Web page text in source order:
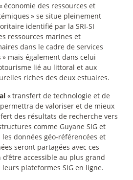
économie des ressources et
» se situe pleinement
identifié par la SRI-SI
ressources marines et
dans le cadre de services
» mais également dans celui
lié au littoral et aux
riches des deux estuaires.
«transfert de technologie et de
de valoriser et de mieux
des résultats de recherche vers
comme Guyane SIG et
les données géo-référencées et
seront partagées avec ces
accessible au plus grand
plateformes SIG en ligne.